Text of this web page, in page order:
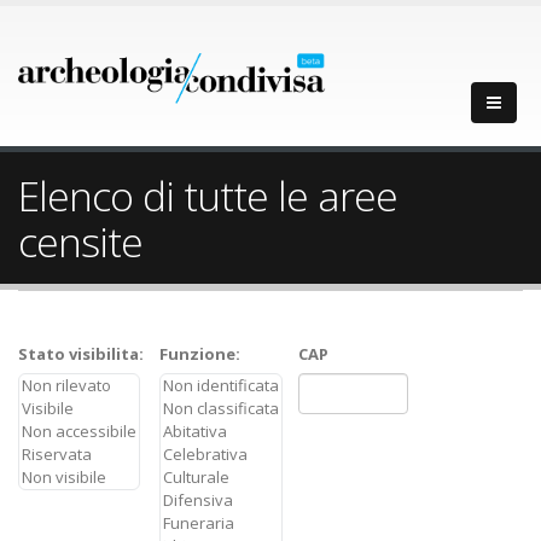
Elenco di tutte le aree
censite
Stato visibilita: Funzione: CAP